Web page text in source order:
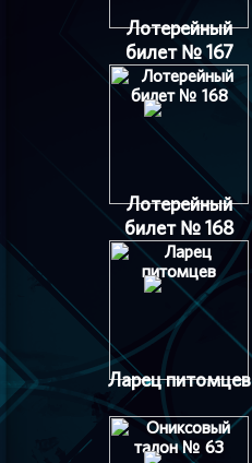
Лотерейный
билет № 167
Лотерейный
билет № 168
Ларец питомцев